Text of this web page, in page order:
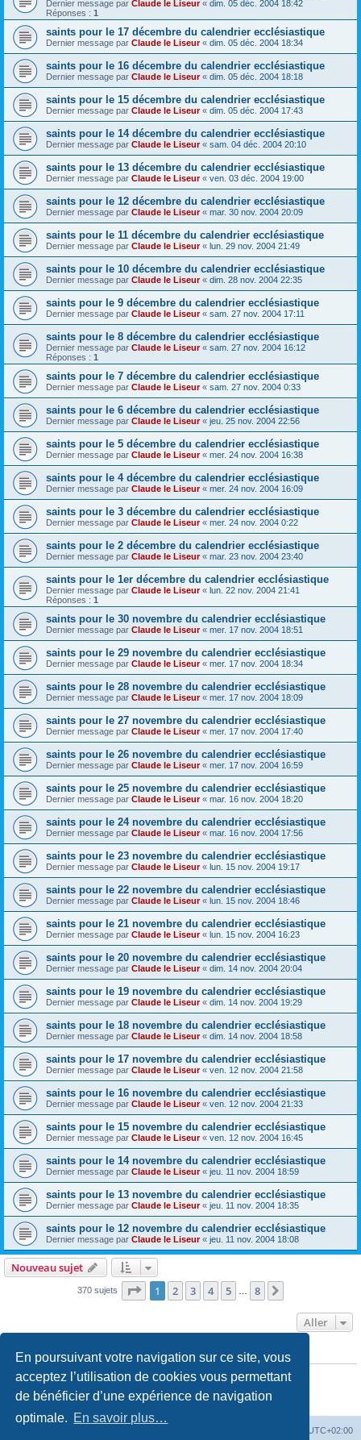
En poursuivant votre navigation sur ce site, vous
acceptez l’utilisation de cookies vous permettant
de bénéficier d’une expérience de navigation
optimale. En savoir plus…
Dernier message par Claude le Liseur« dim. 05 déc. 2004 18:42
Réponses : 1
saints pour le 17 décembre du calendrier ecclésiastique
Dernier message par Claude le Liseur« dim. 05 déc. 2004 18:34
saints pour le 16 décembre du calendrier ecclésiastique
Dernier message par Claude le Liseur« dim. 05 déc. 2004 18:18
saints pour le 15 décembre du calendrier ecclésiastique
Dernier message par Claude le Liseur« dim. 05 déc. 2004 17:43
saints pour le 14 décembre du calendrier ecclésiastique
Dernier message par Claude le Liseur« sam. 04 déc. 2004 20:10
saints pour le 13 décembre du calendrier ecclésiastique
Dernier message par Claude le Liseur« ven. 03 déc. 2004 19:00
saints pour le 12 décembre du calendrier ecclésiastique
Dernier message par Claude le Liseur« mar. 30 nov. 2004 20:09
saints pour le 11 décembre du calendrier ecclésiastique
Dernier message par Claude le Liseur« lun. 29 nov. 2004 21:49
saints pour le 10 décembre du calendrier ecclésiastique
Dernier message par Claude le Liseur« dim. 28 nov. 2004 22:35
saints pour le 9 décembre du calendrier ecclésiastique
Dernier message par Claude le Liseur« sam. 27 nov. 2004 17:11
saints pour le 8 décembre du calendrier ecclésiastique
Dernier message par Claude le Liseur« sam. 27 nov. 2004 16:12
Réponses : 1
saints pour le 7 décembre du calendrier ecclésiastique
Dernier message par Claude le Liseur« sam. 27 nov. 2004 0:33
saints pour le 6 décembre du calendrier ecclésiastique
Dernier message par Claude le Liseur« jeu. 25 nov. 2004 22:56
saints pour le 5 décembre du calendrier ecclésiastique
Dernier message par Claude le Liseur« mer. 24 nov. 2004 16:38
saints pour le 4 décembre du calendrier ecclésiastique
Dernier message par Claude le Liseur« mer. 24 nov. 2004 16:09
saints pour le 3 décembre du calendrier ecclésiastique
Dernier message par Claude le Liseur« mer. 24 nov. 2004 0:22
saints pour le 2 décembre du calendrier ecclésiastique
Dernier message par Claude le Liseur« mar. 23 nov. 2004 23:40
saints pour le 1er décembre du calendrier ecclésiastique
Dernier message par Claude le Liseur« lun. 22 nov. 2004 21:41
Réponses : 1
saints pour le 30 novembre du calendrier ecclésiastique
Dernier message par Claude le Liseur« mer. 17 nov. 2004 18:51
saints pour le 29 novembre du calendrier ecclésiastique
Dernier message par Claude le Liseur« mer. 17 nov. 2004 18:34
saints pour le 28 novembre du calendrier ecclésiastique
Dernier message par Claude le Liseur« mer. 17 nov. 2004 18:09
saints pour le 27 novembre du calendrier ecclésiastique
Dernier message par Claude le Liseur« mer. 17 nov. 2004 17:40
saints pour le 26 novembre du calendrier ecclésiastique
Dernier message par Claude le Liseur« mer. 17 nov. 2004 16:59
saints pour le 25 novembre du calendrier ecclésiastique
Dernier message par Claude le Liseur« mar. 16 nov. 2004 18:20
saints pour le 24 novembre du calendrier ecclésiastique
Dernier message par Claude le Liseur« mar. 16 nov. 2004 17:56
saints pour le 23 novembre du calendrier ecclésiastique
Dernier message par Claude le Liseur« lun. 15 nov. 2004 19:17
saints pour le 22 novembre du calendrier ecclésiastique
Dernier message par Claude le Liseur« lun. 15 nov. 2004 18:46
saints pour le 21 novembre du calendrier ecclésiastique
Dernier message par Claude le Liseur« lun. 15 nov. 2004 16:23
saints pour le 20 novembre du calendrier ecclésiastique
Dernier message par Claude le Liseur« dim. 14 nov. 2004 20:04
saints pour le 19 novembre du calendrier ecclésiastique
Dernier message par Claude le Liseur« dim. 14 nov. 2004 19:29
saints pour le 18 novembre du calendrier ecclésiastique
Dernier message par Claude le Liseur« dim. 14 nov. 2004 18:58
saints pour le 17 novembre du calendrier ecclésiastique
Dernier message par Claude le Liseur« ven. 12 nov. 2004 21:58
saints pour le 16 novembre du calendrier ecclésiastique
Dernier message par Claude le Liseur« ven. 12 nov. 2004 21:33
saints pour le 15 novembre du calendrier ecclésiastique
Dernier message par Claude le Liseur« ven. 12 nov. 2004 16:45
saints pour le 14 novembre du calendrier ecclésiastique
Dernier message par Claude le Liseur« jeu. 11 nov. 2004 18:59
saints pour le 13 novembre du calendrier ecclésiastique
Dernier message par Claude le Liseur« jeu. 11 nov. 2004 18:35
saints pour le 12 novembre du calendrier ecclésiastique
Dernier message par Claude le Liseur« jeu. 11 nov. 2004 18:08
Nouveau sujet
370 sujets Page 1sur8
1 2 3 4 5 8
Aller
PERMISSIONS DU FORUM
Vousne pouvez paspublier de nouveaux sujets dans ce forum
Vousne pouvez pasrépondre aux sujets dans ce forum
Vousne pouvez pasmodifier vos messages dans ce forum
supprimer vos messages dans ce forum
UTC+02:00